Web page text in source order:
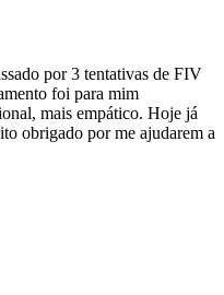
por 3 tentativas de FIV
foi para mim
mais empático. Hoje já
obrigado por me ajudarem a